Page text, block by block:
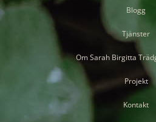
Blogg
Tjänster
Om Sarah Birgitta
Projekt
Kontakt